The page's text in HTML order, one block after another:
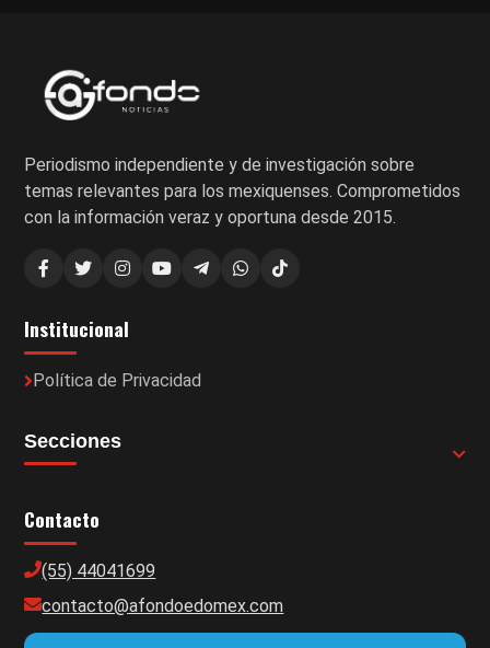
Periodismo independiente y de investigación sobre
temas relevantes para los mexiquenses. Comprometidos
con la información veraz y oportuna desde 2015.
Institucional
Política de Privacidad
Secciones
Contacto
(55) 44041699
contacto@afondoedomex.com